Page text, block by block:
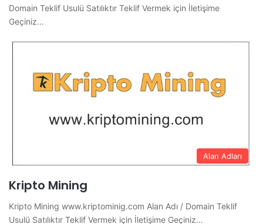
Domain Teklif Usulü Satılıktır Teklif Vermek için İletişime
Geçiniz…
Alan Adları
Kripto Mining
Kripto Mining www.kriptominig.com Alan Adı / Domain Teklif
Usulü Satılıktır Teklif Vermek için İletişime Geçiniz…